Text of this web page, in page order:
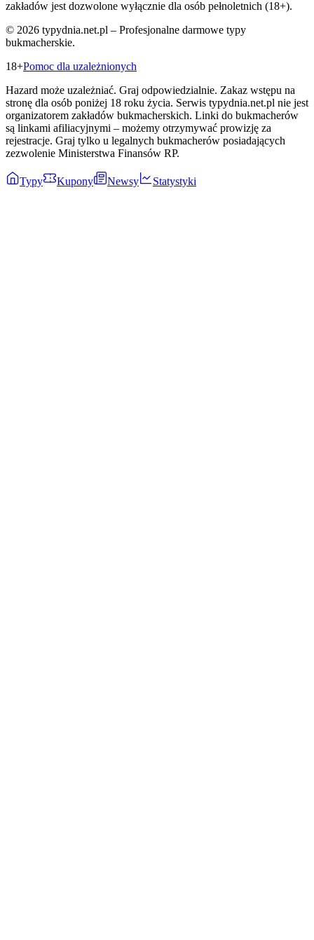
zakładów jest dozwolone wyłącznie dla osób pełnoletnich (18+).
© 2026 typydnia.net.pl – Profesjonalne darmowe typy
bukmacherskie.
18+Pomoc dla uzależnionych
Hazard może uzależniać. Graj odpowiedzialnie. Zakaz wstępu na
stronę dla osób poniżej 18 roku życia. Serwis typydnia.net.pl nie jest
organizatorem zakładów bukmacherskich. Linki do bukmacherów
są linkami afiliacyjnymi – możemy otrzymywać prowizję za
rejestracje. Graj tylko u legalnych bukmacherów posiadających
zezwolenie Ministerstwa Finansów RP.
Typy Kupony Newsy Statystyki